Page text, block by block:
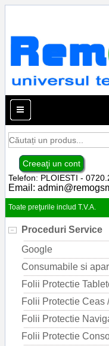
Creeaţi un cont
Telefon: PLOIESTI -
Email:
Toate preţurile includ T.V.A.
Proceduri Service
Google
Consumabile si
Folii Protectie
Folii Protectie Ceas
Folii Protectie
Folii Protectie